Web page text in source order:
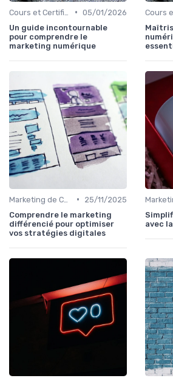
• 05/01/2026
Un guide incontournable
pour comprendre le
marketing numérique
•
25/11/2025
Comprendre le marketing
différencié pour optimiser
vos stratégies digitales
avec